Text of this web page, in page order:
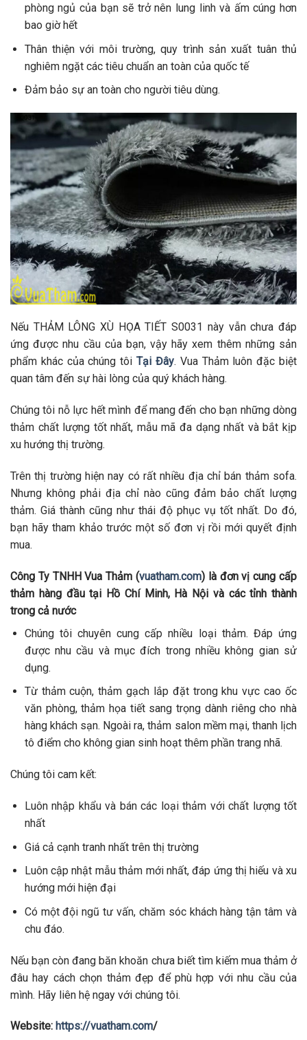
phòng ngủ của bạn sẽ trở nên lung linh và ấm cúng hơn
bao giờ hết
Thân thiện với môi trường, quy trình sản xuất tuân thủ
nghiêm ngặt các tiêu chuẩn an toàn của quốc tế
Đảm bảo sự an toàn cho người tiêu dùng.
Nếu THẢM LÔNG XÙ HỌA TIẾT S0031 này vẫn chưa đáp
ứng được nhu cầu của bạn, vậy hãy xem thêm những sản
phẩm khác của chúng tôiTại Đây. Vua Thảm luôn đặc biệt
quan tâm đến sự hài lòng của quý khách hàng.
Chúng tôi nỗ lực hết mình để mang đến cho bạn những dòng
thảm chất lượng tốt nhất, mẫu mã đa dạng nhất và bắt kịp
xu hướng thị trường.
Trên thị trường hiện nay có rất nhiều địa chỉ bán thảm sofa.
Nhưng không phải địa chỉ nào cũng đảm bảo chất lượng
thảm. Giá thành cũng như thái độ phục vụ tốt nhất. Do đó,
bạn hãy tham khảo trước một số đơn vị rồi mới quyết định
mua.
Công Ty TNHH Vua Thảm (vuatham.com) là đơn vị cung cấp
thảm hàng đầu tại Hồ Chí Minh, Hà Nội và các tỉnh thành
trong cả nước
Chúng tôi chuyên cung cấp nhiều loại thảm. Đáp ứng
được nhu cầu và mục đích trong nhiều không gian sử
dụng.
Từ thảm cuộn, thảm gạch lắp đặt trong khu vực cao ốc
văn phòng, thảm họa tiết sang trọng dành riêng cho nhà
hàng khách sạn. Ngoài ra, thảm salon mềm mại, thanh lịch
tô điểm cho không gian sinh hoạt thêm phần trang nhã.
Chúng tôi cam kết:
Luôn nhập khẩu và bán các loại thảm với chất lượng tốt
nhất
Giá cả cạnh tranh nhất trên thị trường
Luôn cập nhật mẫu thảm mới nhất, đáp ứng thị hiếu và xu
hướng mới hiện đại
Có một đội ngũ tư vấn, chăm sóc khách hàng tận tâm và
chu đáo.
Nếu bạn còn đang băn khoăn chưa biết tìm kiếm mua thảm ở
đâu hay cách chọn thảm đẹp để phù hợp với nhu cầu của
mình. Hãy liên hệ ngay với chúng tôi.
Website: https://vuatham.com/